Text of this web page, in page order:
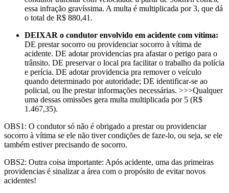
essa infração gravíssima. A multa é multiplicada por 3, que dá
o total de R$ 880,41.
DEIXAR o condutor envolvido em acidente com vítima:
DE prestar socorro ou providenciar socorro à vítima de
acidente. DE adotar providencias pra afastar o perigo para o
trânsito. DE preservar o local pra facilitar o trabalho da polícia
e perícia. DE adotar providencia pra remover o veículo
quando determinado por autoridade; DE identificar-se ao
policial, ou lhe prestar informações necessárias. >>>Qualquer
uma dessas omissões gera multa multiplicada por 5 (R$
1.467,35).
OBS1: O condutor só não é obrigado a prestar ou providenciar
socorro à vítima se ele não tiver condições de faze-lo, ou seja, se ele
também estiver precisando de socorro.
OBS2: Outra coisa importante: Após acidente, uma das primeiras
providencias é sinalizar a área com o propósito de evitar novos
acidentes!